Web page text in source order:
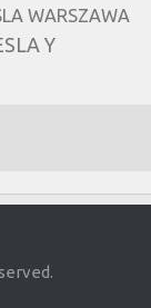
WARSZAWA
Y